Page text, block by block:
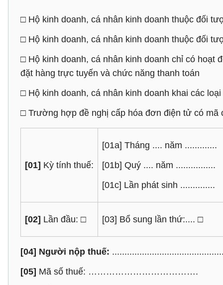
□ Hộ kinh doanh, cá nhân kinh doanh thuộc đối
□ Hộ kinh doanh, cá nhân kinh doanh thuộc đối
□ Hộ kinh doanh, cá nhân kinh doanh chỉ có hoạt
đặt hàng trực tuyến và chức năng thanh toán
□ Hộ kinh doanh, cá nhân kinh doanh khai các
□ Trường hợp đề nghị cấp hóa đơn điện tử có mã
[01] Kỳ tính thuế:
[01a] Tháng .... năm .............
[01b] Quý .... năm ................
[01c] Lần phát sinh ..............
[02] Lần đầu: □ [03] Bổ sung lần thứ:.... □
[04] Người nộp thuế:
[05] Mã số thuế: ……………………………….